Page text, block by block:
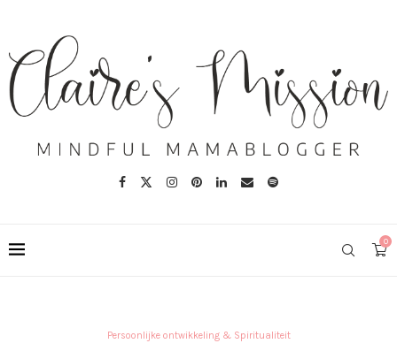
0
Persoonlijke ontwikkeling & Spiritualiteit